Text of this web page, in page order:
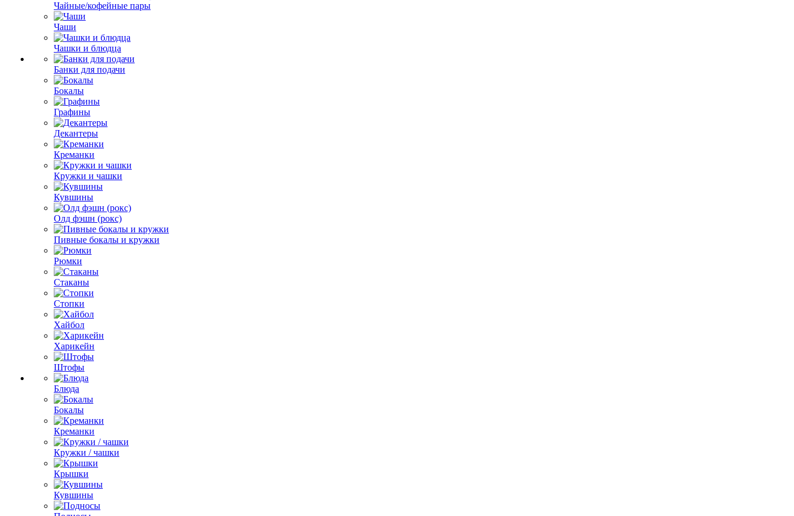
Чайные/кофейные пары
Чаши
Чашки и блюдца
Банки для подачи
Бокалы
Графины
Декантеры
Креманки
Кружки и чашки
Кувшины
Олд фэшн (рокс)
Пивные бокалы и кружки
Рюмки
Стаканы
Стопки
Хайбол
Харикейн
Штофы
Блюда
Бокалы
Креманки
Кружки / чашки
Крышки
Кувшины